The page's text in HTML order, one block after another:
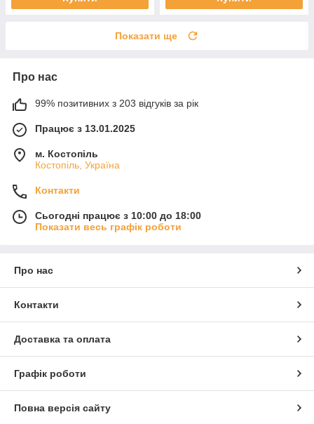
Показати ще
Про нас
99% позитивних з 203 відгуків за рік
Працює з 13.01.2025
м. Костопіль
Костопіль, Україна
Контакти
Сьогодні працює з 10:00 до 18:00
Показати весь графік роботи
Про нас
Контакти
Доставка та оплата
Графік роботи
Повна версія сайту